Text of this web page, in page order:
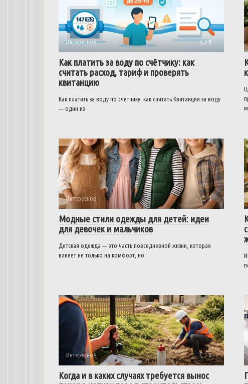
Интересное 0
Как платить за воду по счётчику: как
считать расход, тариф и проверять
квитанцию
Как платить за воду по счётчику: как считать Квитанция за воду
— один из
Интересное 0
Модные стили одежды для детей: идеи
для девочек и мальчиков
Детская одежда — это часть повседневной жизни, которая
влияет не только на комфорт, но
Интересное 0
Когда и в каких случаях требуется вынос